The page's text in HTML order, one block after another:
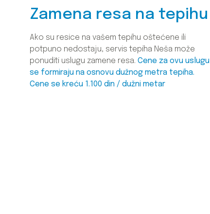
Zamena resa na tepihu
Ako su resice na vašem tepihu oštećene ili
potpuno nedostaju, servis tepiha Neša može
ponuditi uslugu zamene resa.Cene za ovu uslugu
se formiraju na osnovu dužnog metra tepiha.
Cene se kreću 1.100 din / dužni metar